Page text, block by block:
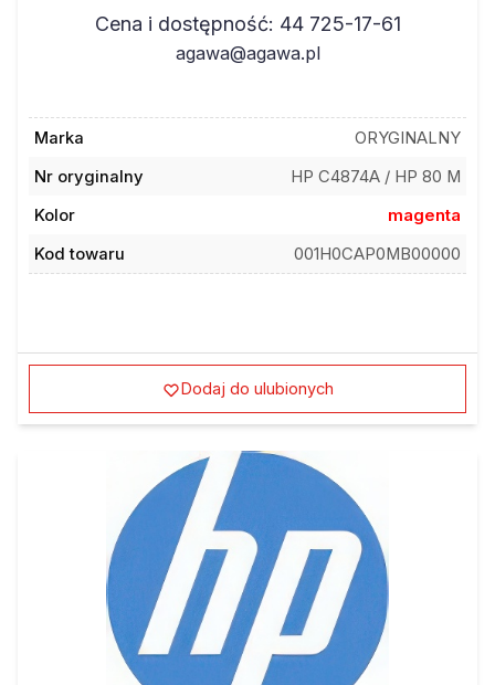
Cena i dostępność: 44 725-17-61
agawa@agawa.pl
Marka
ORYGINALNY
Nr oryginalny
HP C4874A / HP 80 M
Kolor
magenta
Kod towaru
001H0CAP0MB00000
Dodaj do ulubionych